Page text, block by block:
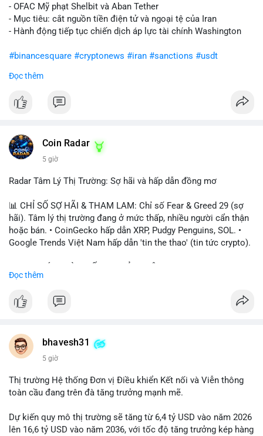
- OFAC Mỹ phạt Shelbit và Aban Tether
- Mục tiêu: cắt nguồn tiền điện tử và ngoại tệ của Iran
- Hành động tiếp tục chiến dịch áp lực tài chính Washington
#binancesquare #cryptonews #iran #sanctions #usdt
$usdt
#vlikevn #titanbot
Đọc thêm
Coin Radar
5 giờ
Radar Tâm Lý Thị Trường: Sợ hãi và hấp dẫn đồng mơ
📊 CHỈ SỐ SỢ HÃI & THAM LAM: Chỉ số Fear & Greed 29 (sợ
hãi). Tâm lý thị trường đang ở mức thấp, nhiều người cẩn thận
hoặc bán. • CoinGecko hấp dẫn XRP, Pudgy Penguins, SOL. •
Google Trends Việt Nam hấp dẫn 'tin the thao' (tin tức crypto).
ONDO, CASHCAT. • Chủ đề 'tô thị ty na' (tỷ giá) và 'giao thông'
BTC breakout và lệnh long/short.
định crypto là 'vấn đề lớn' giúp giảm áp lực USD. • Binance hỗ
trợ cổ phiếu Apple/IBM. • Bài đăng hấp dẫn về $HFT, $SKYAI,
💡 NHẬN ĐỊNH & KHUYẾN NGHỊ: Tâm lý thị trường đang phân
coin (PENGU, CASHCAT) và tin cậy từ các dự án lớn (BTC,
SOL). Rủi ro tăng nếu không có thông tin rõ ràng về quy định.
Đọc thêm
bhavesh31
5 giờ
Thị trường Hệ thống Đơn vị Điều khiển Kết nối và Viễn thông
toàn cầu đang trên đà tăng trưởng mạnh mẽ.
Dự kiến quy mô thị trường sẽ tăng từ 6,4 tỷ USD vào năm 2026
lên 16,6 tỷ USD vào năm 2036, với tốc độ tăng trưởng kép hàng